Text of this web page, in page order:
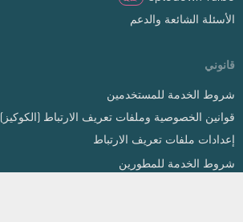
الأسئلة الشائعة والدعم
قانوني
شروط الخدمة للمستخدمين
قوانين الخصوصية وملفات تعريف الارتباط (الكوكيز)
إعدادات ملفات تعريف الارتباط
شروط الخدمة للمطورين